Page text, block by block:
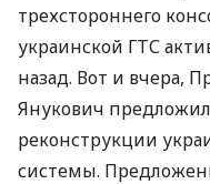
трехстороннего
украинской ГТС
назад. Вот и вчера,
Янукович
реконструкции
системы.